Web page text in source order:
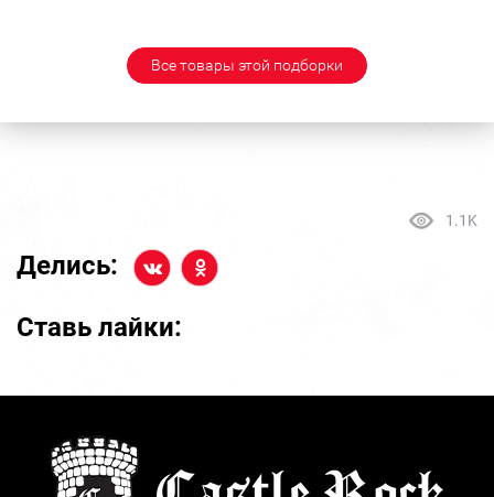
Все товары этой подборки
1.1K
Делись:
Ставь лайки: